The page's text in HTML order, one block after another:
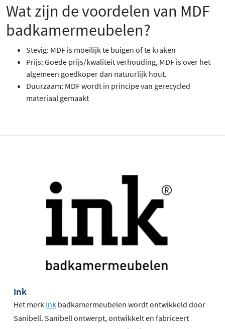
Wat zijn de voordelen van MDF
badkamermeubelen?
Stevig: MDF is moeilijk te buigen of te kraken
Prijs: Goede prijs/kwaliteit verhouding, MDF is over het
algemeen goedkoper dan natuurlijk hout.
Duurzaam: MDF wordt in principe van gerecycled
materiaal gemaakt
Ink
Het merk Ink badkamermeubelen wordt ontwikkeld door
Sanibell. Sanibell ontwerpt, ontwikkelt en fabriceert